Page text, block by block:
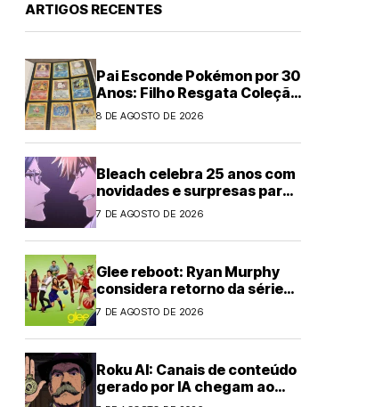
ARTIGOS RECENTES
Pai Esconde Pokémon por 30
Anos: Filho Resgata Coleção
Clássica
8 DE AGOSTO DE 2026
Bleach celebra 25 anos com
novidades e surpresas para
fãs
7 DE AGOSTO DE 2026
Glee reboot: Ryan Murphy
considera retorno da série
musical
7 DE AGOSTO DE 2026
Roku AI: Canais de conteúdo
gerado por IA chegam ao
streaming